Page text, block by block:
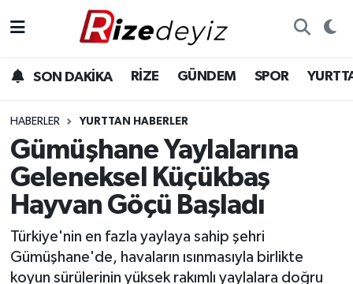
SON DAKİKA RİZE GÜNDEM SPOR
HABERLER YURTTAN HABERLER
Gümüşhane Yaylalarına
Geleneksel Küçükbaş
Hayvan Göçü Başladı
Türkiye'nin en fazla yaylaya sahip şehri
Gümüşhane'de, havaların ısınmasıyla birlikte
koyun sürülerinin yüksek rakımlı yaylalara doğru
Gündem
Yurttan Haberler
Ekonomi
Teknoloji
Sağlık
Rize Hava Durumu
Rize Trafik Yoğunluk Haritası
Süper Lig Puan Durumu ve Fikstür
Tüm Manşetler
Son Dakika Haberleri